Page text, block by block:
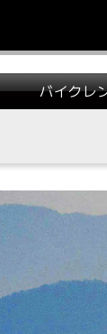
バイクレ